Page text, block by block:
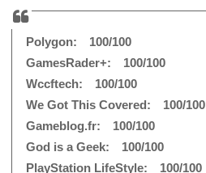
Polygon: 100/100
GamesRader+: 100/100
Wccftech: 100/100
We Got This Covered: 100/100
Gameblog.fr: 100/100
God is a Geek: 100/100
PlayStation LifeStyle: 100/100